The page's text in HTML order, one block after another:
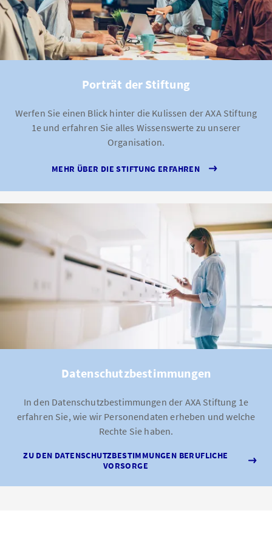
Porträt der Stiftung
Werfen Sie einen Blick hinter die Kulissen der AXA Stiftung
1e und erfahren Sie alles Wissenswerte zu unserer
Organisation.
MEHR ÜBER DIE STIFTUNG ERFAHREN
Datenschutzbestimmungen
In den Datenschutzbestimmungen der AXA Stiftung 1e
erfahren Sie, wie wir Personendaten erheben und welche
Rechte Sie haben.
ZU DEN DATENSCHUTZBESTIMMUNGEN BERUFLICHE
VORSORGE